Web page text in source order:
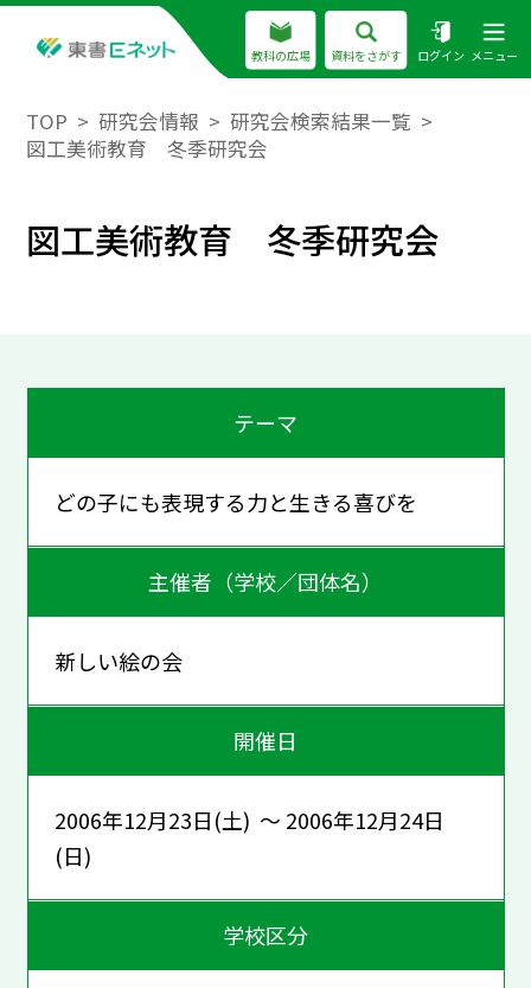
教科の広場 資料をさがす ログイン メニュー
TOP 研究会情報
研究会検索結果一覧
図工美術教育 冬季研究会
図工美術教育 冬季研究会
テーマ
どの子にも表現する力と生きる喜びを
主催者（学校／団体名）
新しい絵の会
開催日
2006年12月23日(土) ～ 2006年12月24日
(日)
学校区分